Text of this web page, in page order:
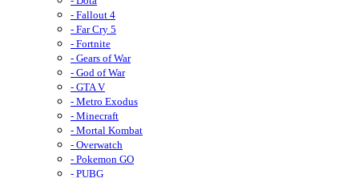
- Fallout 4
- Far Cry 5
- Fortnite
- Gears of War
- God of War
- GTA V
- Metro Exodus
- Minecraft
- Mortal Kombat
- Overwatch
- Pokemon GO
- PUBG